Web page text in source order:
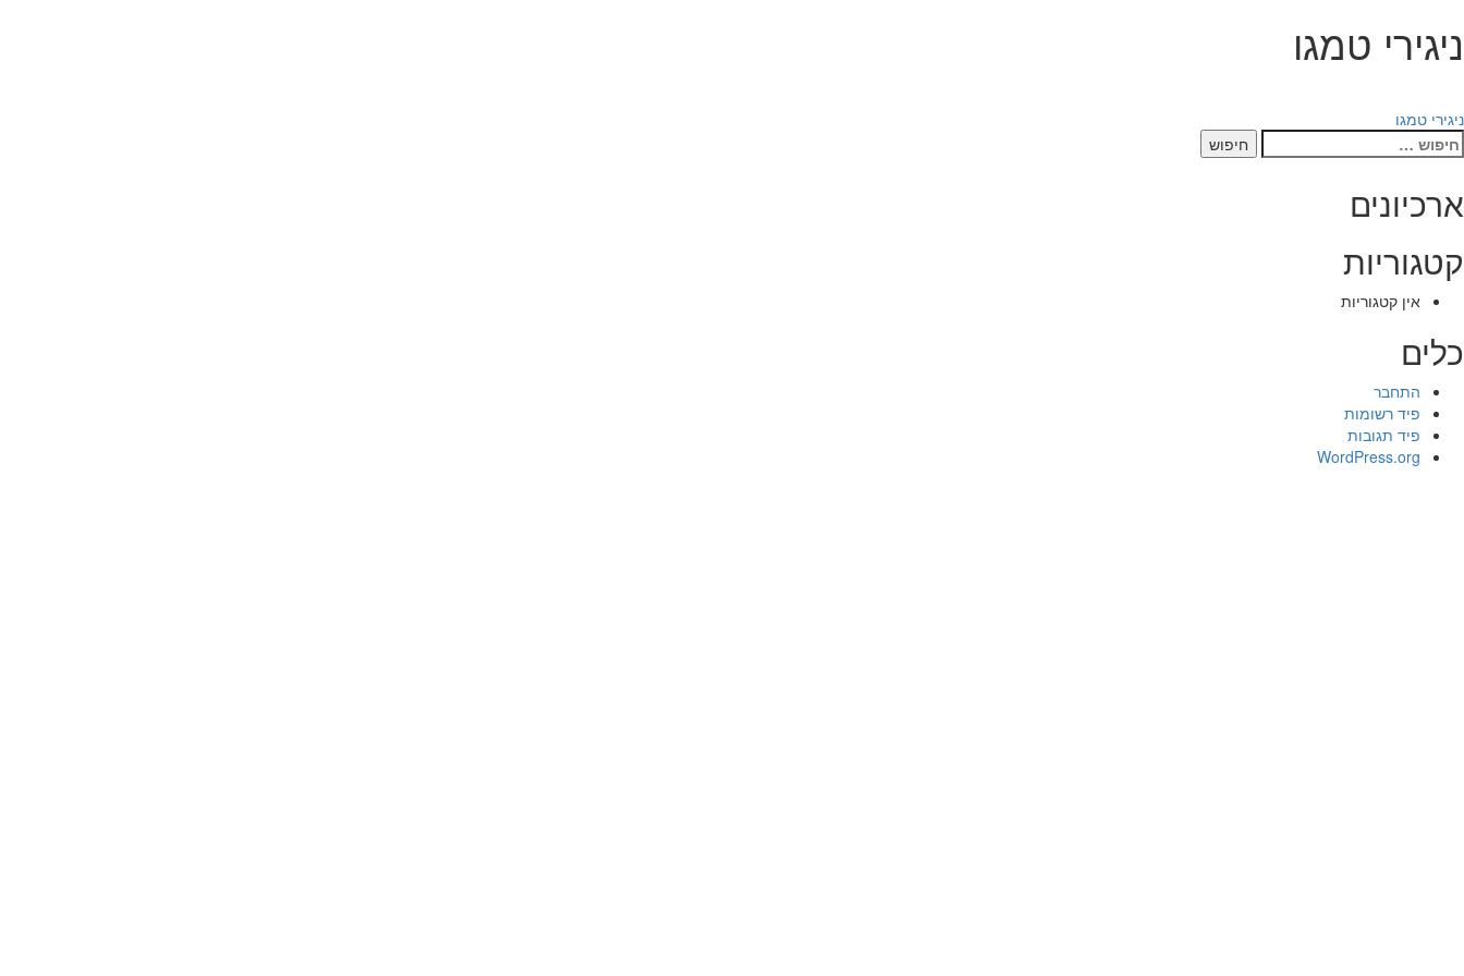
ניגירי טמגו
ניווט
ניגירי טמגו
חיפוש:
ארכיונים
קטגוריות
אין קטגוריות
כלים
התחבר
פיד רשומות
פיד תגובות
WordPress.org